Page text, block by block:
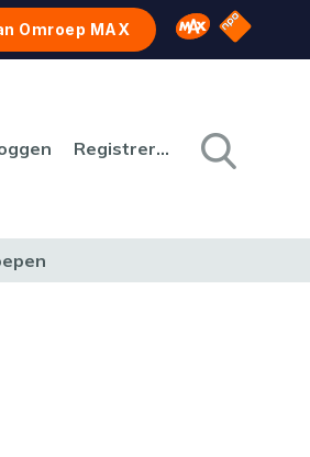
Omroep MAX Omroep MAX
NPO
Registreren